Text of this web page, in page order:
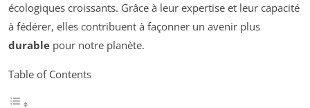
écologiques croissants. Grâce à leur expertise et leur capacité
à fédérer, elles contribuent à façonner un avenir plus
durable pour notre planète.
Table of Contents